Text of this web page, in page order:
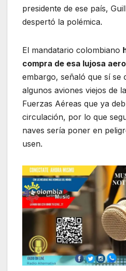
presidente de ese país,
despertó la polémica.
El mandatario colombiano
compra de esa lujosa
embargo, señaló que sí se
algunos aviones viejos de
Fuerzas Aéreas que ya
circulación, por lo que
naves sería poner en
usen.